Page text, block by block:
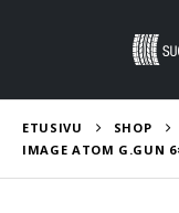
ETUSIVU SHOP
IMAGE ATOM G.GUN